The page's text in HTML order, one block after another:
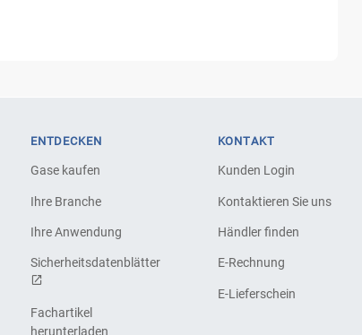
ENTDECKEN
Gase kaufen
Ihre Branche
Ihre Anwendung
Sicherheitsdatenblätter
Fachartikel
herunterladen
KONTAKT
Kunden Login
Kontaktieren Sie uns
Händler finden
E-Rechnung
E-Lieferschein